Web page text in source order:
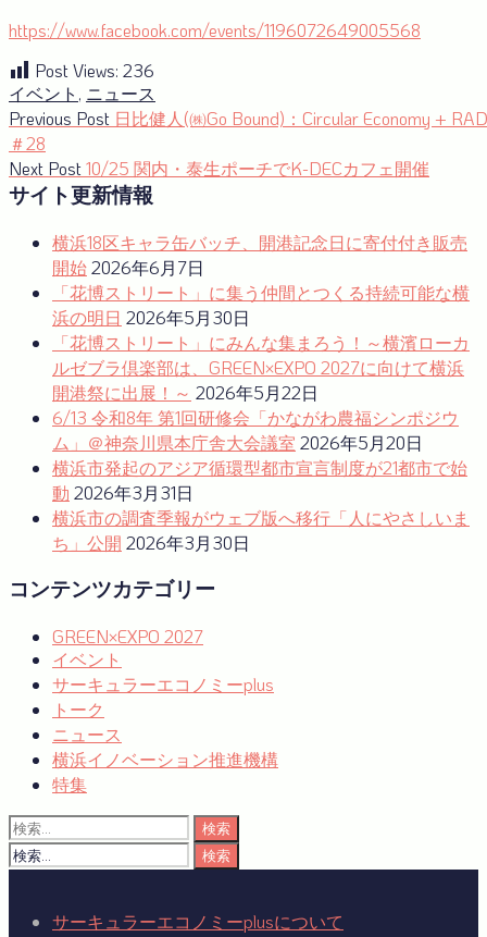
https://www.facebook.com/events/1196072649005568
Post Views: 236
イベント , ニュース
投
稿
ナ
ー
シ
Previous Post Previous
日比健人(㈱Go Bound)：Circular Economy +
＃28
Next Post Next
post:
10/25 関内・泰生ポーチでK-DECカフェ開催
サイト更新情報
横浜18区キャラ缶バッチ、開港記念日に寄付付き販売
開始2026年6月7日
「花博ストリート」に集う仲間とつくる持続可能な横
浜の明日 2026年5月30日
「花博ストリート」にみんな集まろう！～横濱ローカ
ルゼブラ倶楽部は、GREEN×EXPO 2027に向けて横浜
開港祭に出展！～ 2026年5月22日
6/13 令和8年 第1回研修会「かながわ農福シンポジウ
ム」＠神奈川県本庁舎大会議室 2026年5月20日
横浜市発起のアジア循環型都市宣言制度が21都市で始
動 2026年3月31日
横浜市の調査季報がウェブ版へ移行「人にやさしいま
ち」公開 2026年3月30日
コンテンツカテゴリー
GREEN×EXPO 2027
イベント
サーキュラーエコノミーplus
トーク
ニュース
横浜イノベーション推進機構
特集
検
索:
検
サーキュラーエコノミーplusについて